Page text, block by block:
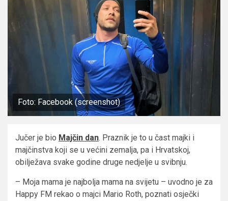
Foto: Facebook (screenshot)
Jučer je bio Majčin dan. Praznik je to u čast majki i
majčinstva koji se u većini zemalja, pa i Hrvatskoj,
obilježava svake godine druge nedjelje u svibnju.
– Moja mama je najbolja mama na svijetu – uvodno je za
Happy FM rekao o majci Mario Roth, poznati osječki